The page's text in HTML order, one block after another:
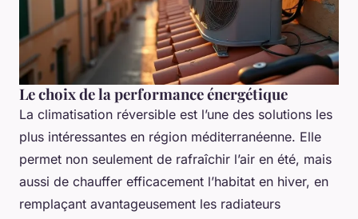
Le choix de la performance énergétique
La climatisation réversible est l’une des solutions les
plus intéressantes en région méditerranéenne. Elle
permet non seulement de rafraîchir l’air en été, mais
aussi de chauffer efficacement l’habitat en hiver, en
remplaçant avantageusement les radiateurs